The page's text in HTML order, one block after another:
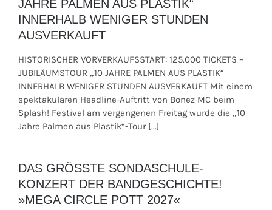
JAHRE PALMEN AUS PLASTIK“
INNERHALB WENIGER STUNDEN
AUSVERKAUFT
HISTORISCHER VORVERKAUFSSTART: 125.000 TICKETS –
JUBILÄUMSTOUR „10 JAHRE PALMEN AUS PLASTIK“
INNERHALB WENIGER STUNDEN AUSVERKAUFT Mit einem
spektakulären Headline-Auftritt von Bonez MC beim
Splash! Festival am vergangenen Freitag wurde die „10
Jahre Palmen aus Plastik“-Tour[...]
DAS GRÖSSTE SONDASCHULE-
KONZERT DER BANDGESCHICHTE!
»MEGA CIRCLE POTT 2027«